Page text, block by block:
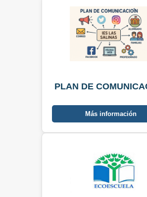
PLAN DE
Más información